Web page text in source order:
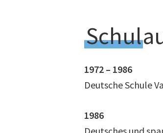
Schul
1972 – 1986
Deutsche Schule
1986